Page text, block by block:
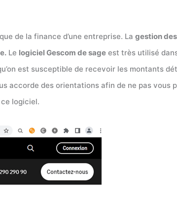
de la finance d’une entreprise. La gestion
Le logiciel Gescom de sage est très utilisé
est susceptible de recevoir les montants
accorde des orientations afin de ne pas vous
logiciel.